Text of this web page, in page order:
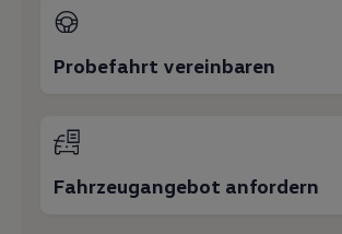
Probefahrt vereinbaren
Fahrzeugangebot anfordern